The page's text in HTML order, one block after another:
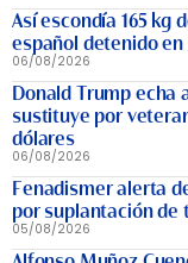
Así escondía 165 kg
español detenido en
06/08/2026
Donald Trump echa
sustituye por
dólares
06/08/2026
Fenadismer alerta
por suplantación
05/08/2026